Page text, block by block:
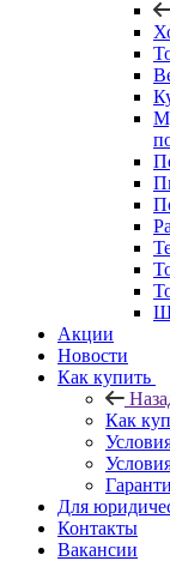
Акции
Новости
Как купить
Как
Для
Контакты
Вакансии